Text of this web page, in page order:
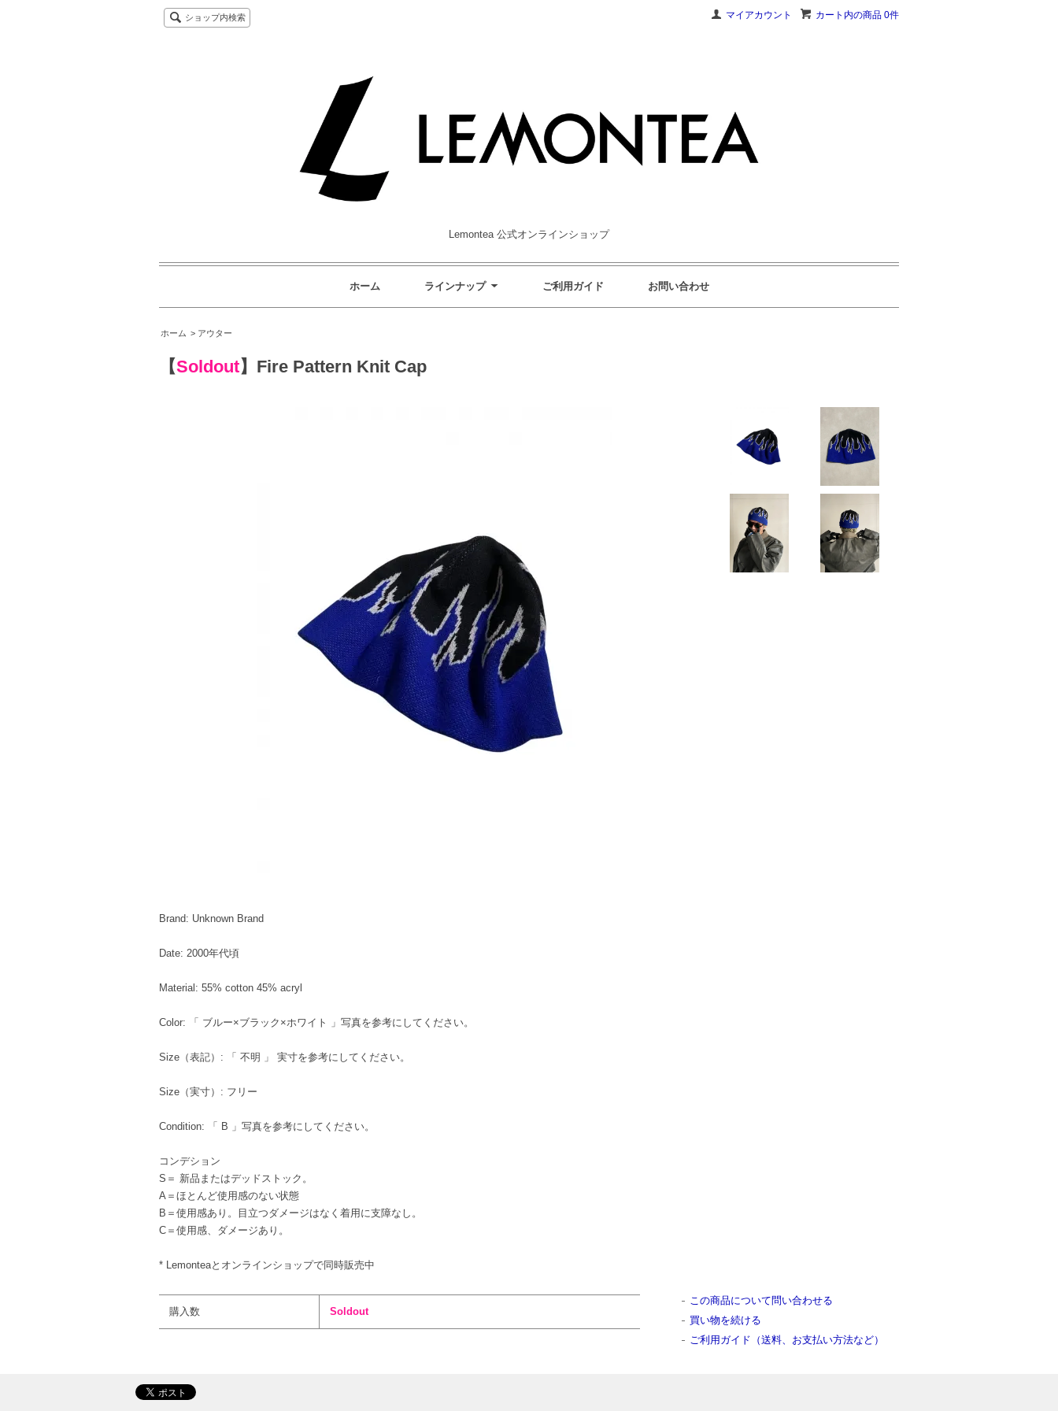
カート内の商品 0件
マイアカウント
ショップ内検索
Lemontea 公式オンラインショップ
ホーム ラインナップ ご利用ガイド お問い合わせ
ホーム アウター
【Soldout】 Fire Pattern Knit Cap
Brand: Unknown Brand
Date: 2000年代頃
Material: 55% cotton 45% acryl
Color: 「 ブルー×ブラック×ホワイト 」写真を参考にしてください。
Size（表記）: 「 不明 」 実寸を参考にしてください。
Size（実寸）: フリー
Condition: 「 B 」写真を参考にしてください。
コンデション
S＝ 新品またはデッドストック。
A＝ほとんど使用感のない状態
B＝使用感あり。目立つダメージはなく着用に支障なし。
C＝使用感、ダメージあり。
* Lemonteaとオンラインショップで同時販売中
購入数 Soldout
この商品について問い合わせる
買い物を続ける
ご利用ガイド（送料、お支払い方法など）